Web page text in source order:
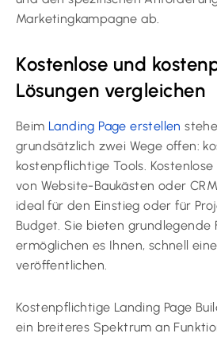
Marketingkampagne ab.
Kostenlose und
Lösungen vergleichen
Beim Landing Page erstellen
grundsätzlich zwei Wege offen:
kostenpflichtige Tools. Kostenlose
von Website-Baukästen oder
ideal für den Einstieg oder für
Budget. Sie bieten grundlegende
ermöglichen es Ihnen, schnell
veröffentlichen.
Kostenpflichtige Landing Page
ein breiteres Spektrum an